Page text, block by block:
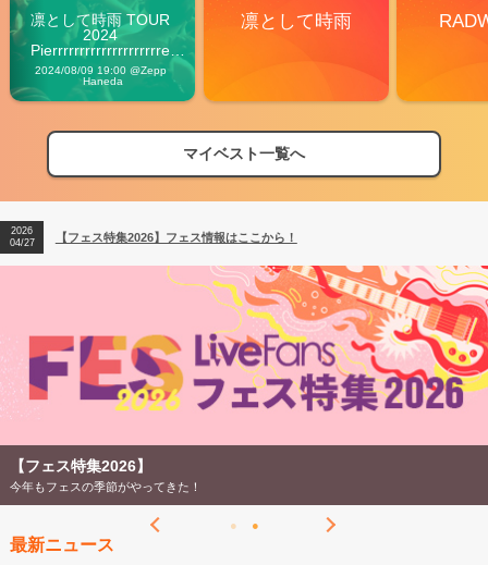
凛として時雨 TOUR
2024
Pierrrrrrrrrrrrrrrrrrrre
Vibes
2024/08/09 19:00 @Zepp
Haneda
凛として時雨
マイベスト一覧へ
【フェス特集2026】フェス情報はここから！
【ライブ動員ランキング】2026年上半期編発表！
2026
04/27
【フェス特集2026】フェス情報はここから！
2026
【ライブ動員ランキング】2026年上半期編発表！
【フェス特集2026】
今年もフェスの季節がやってきた！
最新ニュース